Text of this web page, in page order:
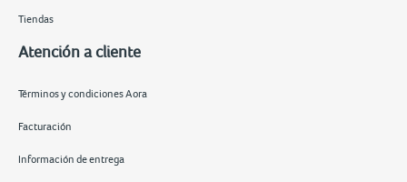
Tiendas
Atención a cliente
Términos y condiciones Aora
Facturación
Información de entrega